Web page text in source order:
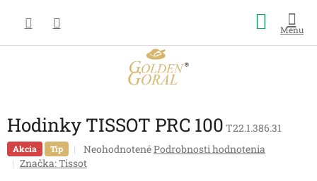
obsah
košík
Hodinky TISSOT PRC 100 T22.1.386.31
Akcia Tip
Priemerné
hodnotenie
NeohodnotenéPodrobnosti hodnotenia
Značka:Tissot